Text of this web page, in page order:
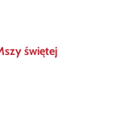
świętej